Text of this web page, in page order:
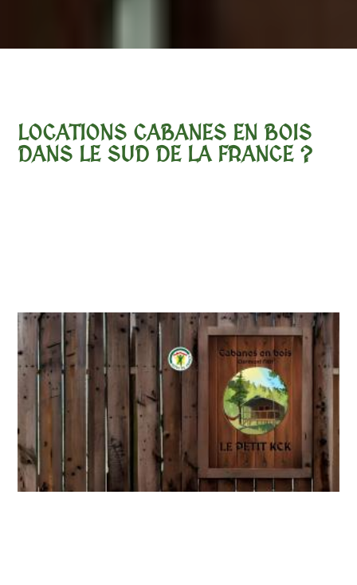
LOCATIONS CABANES EN BOIS
DANS LE SUD DE LA FRANCE ?